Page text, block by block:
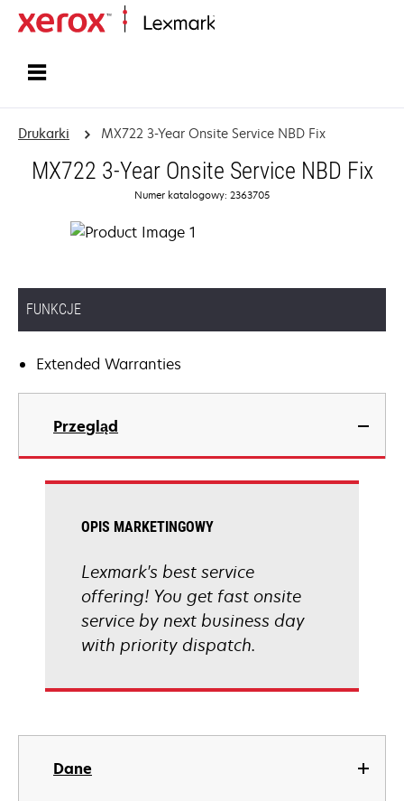
Drukarki MX722 3-Year Onsite Service NBD Fix
MX722 3-Year Onsite Service NBD Fix
Numer katalogowy: 2363705
FUNKCJE
Extended Warranties
Przegląd
Dane
OPIS MARKETINGOWY
Lexmark's best service
offering! You get fast onsite
service by next business day
with priority dispatch.